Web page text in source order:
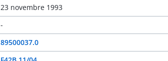
23 novembre 1993
-
89500037.0